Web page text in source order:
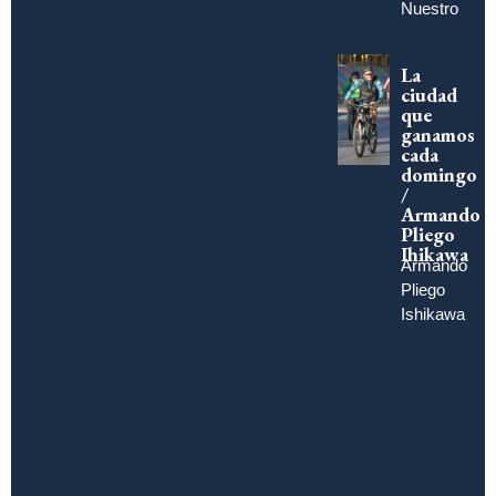
Nuestro
La
ciudad
que
ganamos
cada
domingo
/
Armando
Pliego
Ihikawa
Armando
Pliego
Ishikawa